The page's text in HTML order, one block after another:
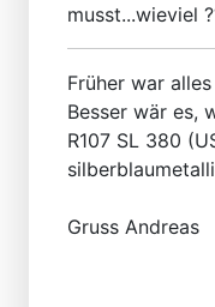
musst...wieviel
Früher war
Besser wär es,
R107 SL 380
Gruss Andreas